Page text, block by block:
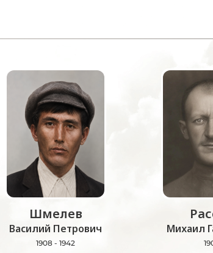
Шмелев
Василий Петрович
1908 - 1942
Михаил